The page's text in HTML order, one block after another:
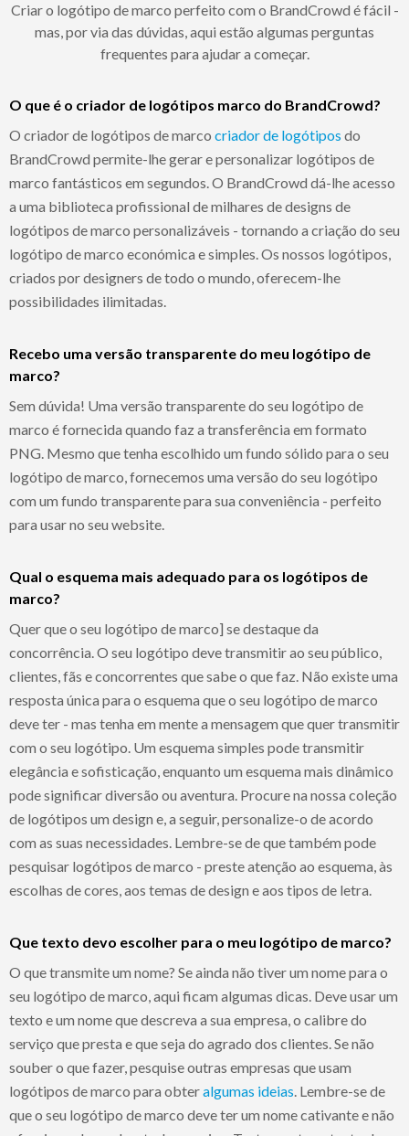
Criar o logótipo de marco perfeito com o BrandCrowd é fácil -
mas, por via das dúvidas, aqui estão algumas perguntas
frequentes para ajudar a começar.
O que é o criador de logótipos marco do BrandCrowd?
O criador de logótipos de marco criador de logótipos do
BrandCrowd permite-lhe gerar e personalizar logótipos de
marco fantásticos em segundos. O BrandCrowd dá-lhe acesso
a uma biblioteca profissional de milhares de designs de
logótipos de marco personalizáveis - tornando a criação do seu
logótipo de marco económica e simples. Os nossos logótipos,
criados por designers de todo o mundo, oferecem-lhe
possibilidades ilimitadas.
Recebo uma versão transparente do meu logótipo de
marco?
Sem dúvida! Uma versão transparente do seu logótipo de
marco é fornecida quando faz a transferência em formato
PNG. Mesmo que tenha escolhido um fundo sólido para o seu
logótipo de marco, fornecemos uma versão do seu logótipo
com um fundo transparente para sua conveniência - perfeito
para usar no seu website.
Qual o esquema mais adequado para os logótipos de
marco?
Quer que o seu logótipo de marco] se destaque da
concorrência. O seu logótipo deve transmitir ao seu público,
clientes, fãs e concorrentes que sabe o que faz. Não existe uma
resposta única para o esquema que o seu logótipo de marco
deve ter - mas tenha em mente a mensagem que quer transmitir
com o seu logótipo. Um esquema simples pode transmitir
elegância e sofisticação, enquanto um esquema mais dinâmico
pode significar diversão ou aventura. Procure na nossa coleção
de logótipos um design e, a seguir, personalize-o de acordo
com as suas necessidades. Lembre-se de que também pode
pesquisar logótipos de marco - preste atenção ao esquema, às
escolhas de cores, aos temas de design e aos tipos de letra.
Que texto devo escolher para o meu logótipo de marco?
O que transmite um nome? Se ainda não tiver um nome para o
seu logótipo de marco, aqui ficam algumas dicas. Deve usar um
texto e um nome que descreva a sua empresa, o calibre do
serviço que presta e que seja do agrado dos clientes. Se não
souber o que fazer, pesquise outras empresas que usam
logótipos de marco para obteralgumas ideias . Lembre-se de
que o seu logótipo de marco deve ter um nome cativante e não